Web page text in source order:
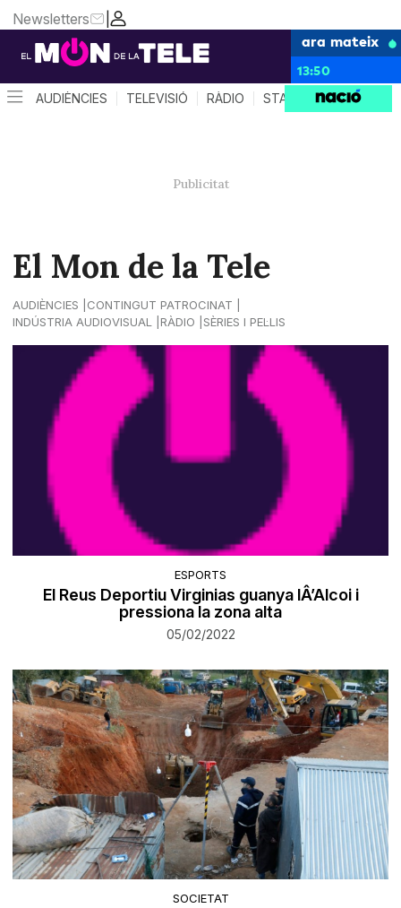
|
Newsletters
ara mateix
13:50
AUDIÈNCIES TELEVISIÓ RÀDIO STAR SYSTEM
El Mon de la Tele
AUDIÈNCIES
CONTINGUT PATROCINAT
INDÚSTRIA AUDIOVISUAL
RÀDIO SÈRIES I PEL·LIS
ESPORTS
El Reus Deportiu Virginias guanya lÂ’Alcoi i
pressiona la zona alta
05/02/2022
SOCIETAT